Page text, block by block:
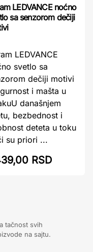
LEDVANCE noćno
sa senzorom dečiji
LEDVANCE
svetlo sa
dečiji motivi
i mašta u
današnjem
bezbednost i
deteta u toku
su priori ...
RSD
tačnost svih
na sajtu.